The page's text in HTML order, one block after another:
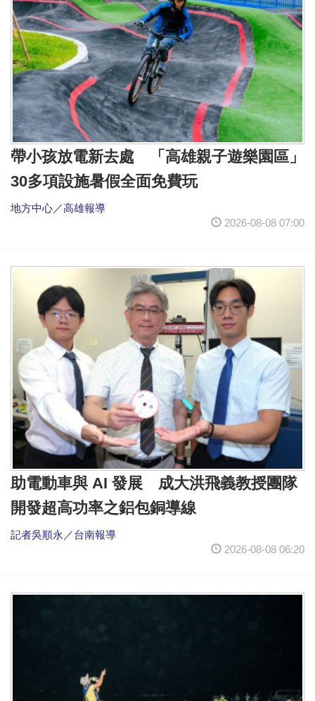
帶小孩放電新去處 「高雄親子遊樂園區」
30多項設施暑假全面免費玩
地方中心／高雄報導
2026-08-08 07:00
助電動車與 AI 發展 成大洪飛義教授團隊
開發超高功率之鋁包銅導線
記者吳順永／台南報導
2026-08-08 06:20